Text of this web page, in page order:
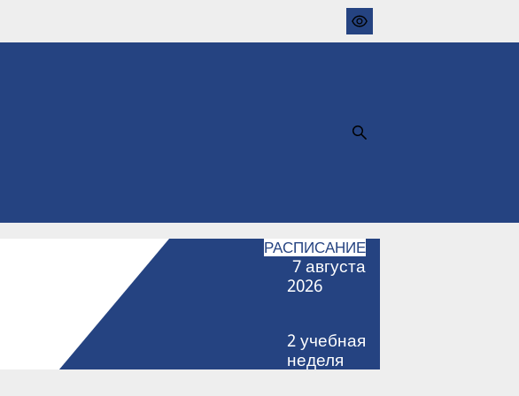
РАСПИСАНИЕ
7августа
2026
2учебная
неделя